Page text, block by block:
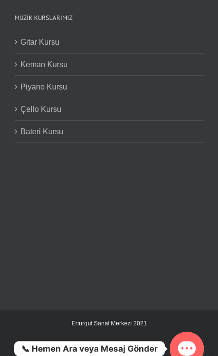
MÜZIK KURSLARIMIZ
Gitar Kursu
Keman Kursu
Piyano Kursu
Çello Kursu
Bateri Kursu
Erturgut Sanat Merkezi 2021
📞 Hemen Ara veya Mesaj Gönder